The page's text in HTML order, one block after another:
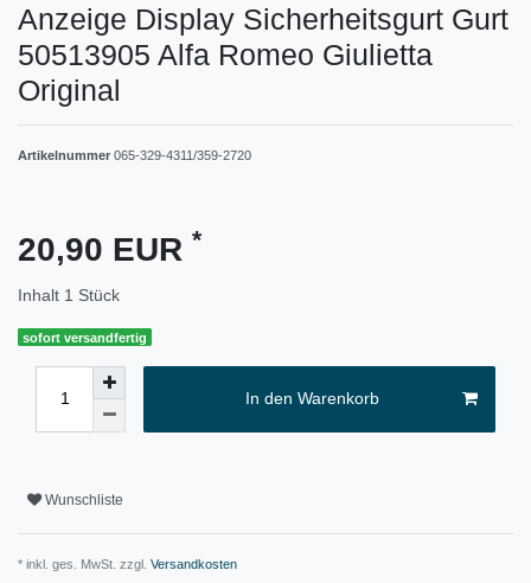
Anzeige Display Sicherheitsgurt Gurt
50513905 Alfa Romeo Giulietta
Original
Artikelnummer 065-329-4311/359-2720
20,90 EUR *
Inhalt 1 Stück
sofort versandfertig
In den Warenkorb
Wunschliste
* inkl. ges. MwSt. zzgl. Versandkosten